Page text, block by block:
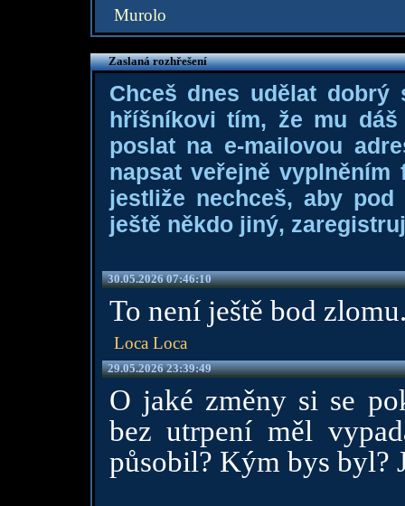
Murolo
Zaslaná rozhřešení
Chceš dnes udělat dobrý
hříšníkovi tím, že mu
poslat na e-mailovou
napsat veřejně
jestliže nechceš, aby
ještě někdo jiný,
30.05.2026 07:46:10
To není ještě bod
Loca Loca
29.05.2026 23:39:49
O jaké změny si se
bez utrpení měl
působil? Kým bys byl?